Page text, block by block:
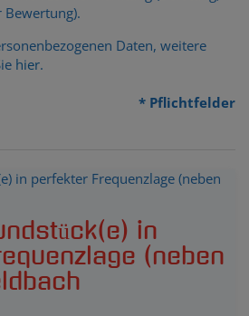
Daten, weitere
hier.
* Pflichtfelder
in
(neben